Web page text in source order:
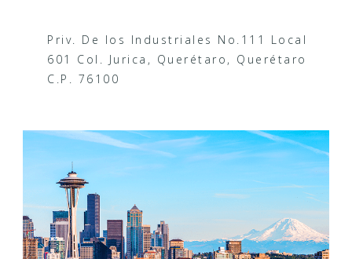
Priv. De los Industriales No.111 Local
601 Col. Jurica, Querétaro, Querétaro
C.P. 76100